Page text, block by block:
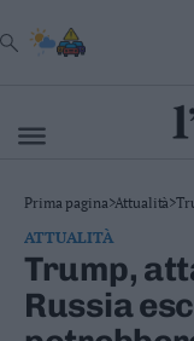
Cronaca
Attualità
Economia
Cultura
e
Spettacoli
Prima pagina>Attualità>
ATTUALITÀ
Trump,
Russia